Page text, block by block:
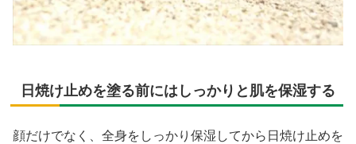
日焼け止めを塗る前にはしっかりと肌を保湿する
顔だけでなく、全身をしっかり保湿してから日焼け止めを